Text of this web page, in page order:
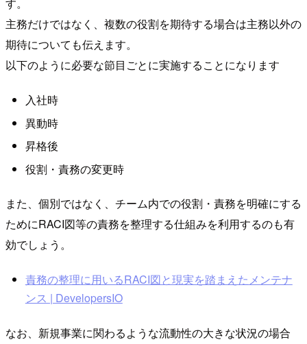
主務だけではなく、複数の役割を期待する場合は主務以外の
期待についても伝えます。
以下のように必要な節目ごとに実施することになります
入社時
異動時
昇格後
役割・責務の変更時
また、個別ではなく、チーム内での役割・責務を明確にする
ためにRACI図等の責務を整理する仕組みを利用するのも有
効でしょう。
責務の整理に用いるRACI図と現実を踏まえたメンテナ
ンス | DevelopersIO
なお、新規事業に関わるような流動性の大きな状況の場合